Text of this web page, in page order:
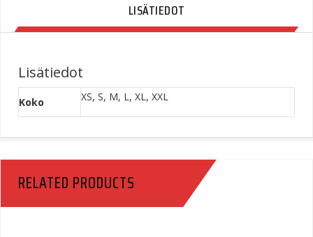
LISÄTIEDOT
Lisätiedot
Koko XS, S, M, L, XL, XXL
RELATED PRODUCTS